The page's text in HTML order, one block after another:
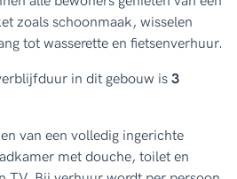
zoals schoonmaak, wisselen
tot wasserette en fietsenverhuur.
in dit gebouw is 3
van een volledig ingerichte
met douche, toilet en